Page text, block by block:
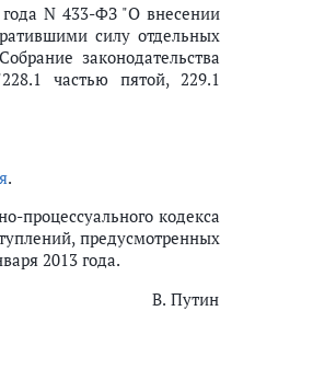
года N 433-ФЗ "О внесении
силу отдельных
законодательства
частью пятой, 229.1
.
процессуального кодекса
предусмотренных
2013 года.
В. Путин